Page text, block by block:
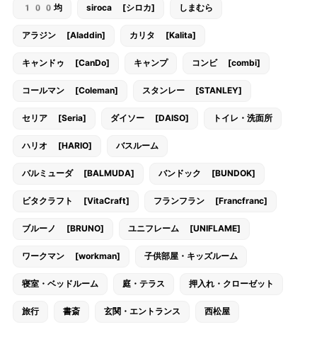
100均 siroca [シロカ] しまむら
アラジン [Aladdin] カリタ [Kalita]
キャンドゥ [CanDo] キャンプ コンビ [combi]
コールマン [Coleman] スタンレー [STANLEY]
セリア [Seria] ダイソー [DAISO] トイレ・洗面所
ハリオ [HARIO] バスルーム
バルミューダ [BALMUDA] バンドック [BUNDOK]
ビタクラフト [VitaCraft] フランフラン [Francfranc]
ブルーノ [BRUNO] ユニフレーム [UNIFLAME]
ワークマン [workman] 子供部屋・キッズルーム
寝室・ベッドルーム 庭・テラス 押入れ・クローゼット
旅行 書斎 玄関・エントランス 西松屋